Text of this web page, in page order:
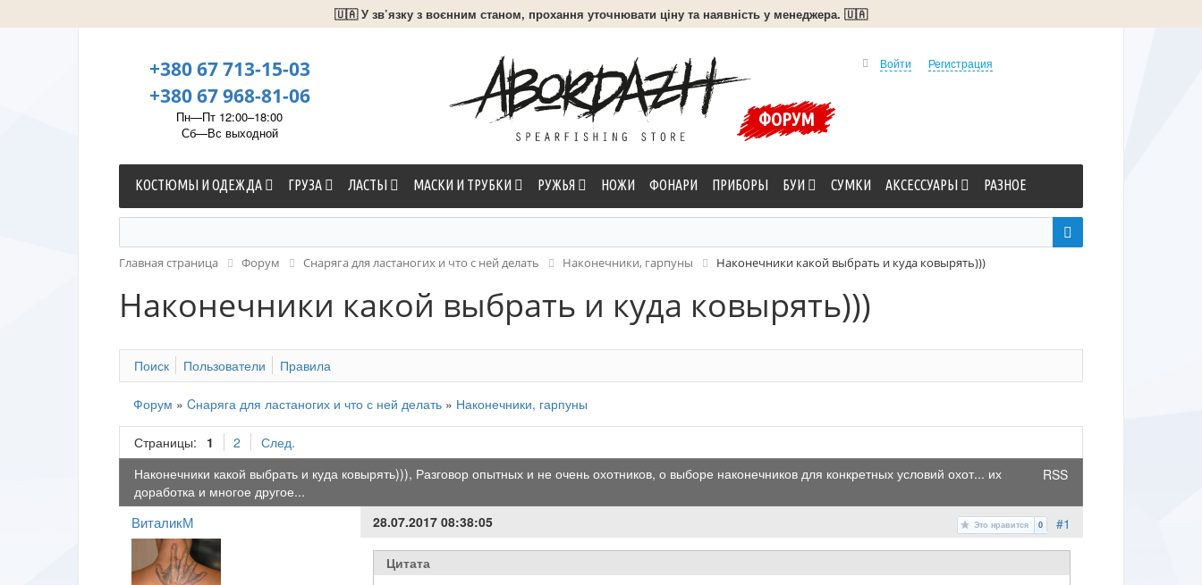
🇺🇦 У зв’язку з воєнним станом, прохання уточнювати ціну та наявність у менеджера. 🇺🇦
+380 67 713-15-03
+380 67 968-81-06
Пн—Пт 12:00–18:00
Сб—Вс выходной
ФОРУМ
Войти Регистрация
КОСТЮМЫ И ОДЕЖДА ГРУЗА ЛАСТЫ МАСКИ И ТРУБКИ РУЖЬЯ НОЖИ ФОНАРИ ПРИБОРЫ БУИ СУМКИ АКСЕССУАРЫ РАЗНОЕ
Главная страница Форум Cнаряга для ластаногих и что с ней делать Наконечники, гарпуны Наконечники какой выбрать и куда ковырять)))
Наконечники какой выбрать и куда ковырять)))
Поиск Пользователи Правила
Форум » Cнаряга для ластаногих и что с ней делать » Наконечники, гарпуны
Страницы: 1 2
След.
RSS
Наконечники какой выбрать и куда ковырять))), Разговор опытных и не очень охотников, о выборе наконечников для конкретных условий охот... их
доработка и многое другое...
ВиталикМ #1
Это нравится 0
28.07.2017 08:38:05
Цитата